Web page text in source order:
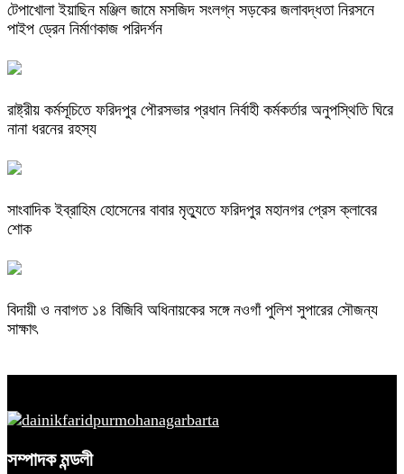
টেপাখোলা ইয়াছিন মঞ্জিল জামে মসজিদ সংলগ্ন সড়কের জলাবদ্ধতা নিরসনে
পাইপ ড্রেন নির্মাণকাজ পরিদর্শন
রাষ্ট্রীয় কর্মসূচিতে ফরিদপুর পৌরসভার প্রধান নির্বাহী কর্মকর্তার অনুপস্থিতি ঘিরে
নানা ধরনের রহস্য
সাংবাদিক ইব্রাহিম হোসেনের বাবার মৃত্যুতে ফরিদপুর মহানগর প্রেস ক্লাবের
শোক
বিদায়ী ও নবাগত ১৪ বিজিবি অধিনায়কের সঙ্গে নওগাঁ পুলিশ সুপারের সৌজন্য
সাক্ষাৎ
সম্পাদক মন্ডলী